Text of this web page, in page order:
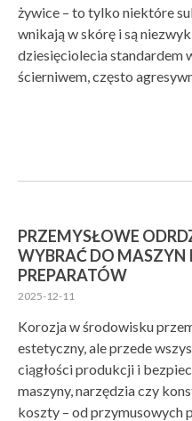
żywice – to tylko niektóre
wnikają w skórę i są
dziesięciolecia standardem
ścierniwem, często
PRZEMYSŁOWE
WYBRAĆ DO
PREPARATÓW
2025-12-11
Korozja w środowisku
estetyczny, ale przede
ciągłości produkcji i
maszyny, narzędzia czy
koszty – od przymusowych